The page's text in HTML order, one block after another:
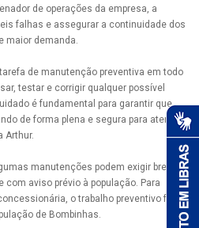
de operações da empresa, a
falhas e assegurar a continuidade dos
maior demanda.
de manutenção preventiva em todo
testar e corrigir qualquer possível
é fundamental para garantir que,
de forma plena e segura para atender
Arthur.
manutenções podem exigir breves
aviso prévio à população. Para
o trabalho preventivo faz
de Bombinhas.